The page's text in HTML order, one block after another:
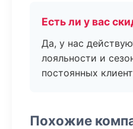
Есть ли у вас
Да, у нас
лояльности и
постоянных
Похожие